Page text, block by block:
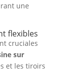
une
flexibles
cruciales
sur
et les tiroirs